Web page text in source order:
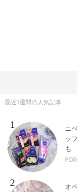
最近1週間の人気記事
1
ニ
ッ
も
2
オ